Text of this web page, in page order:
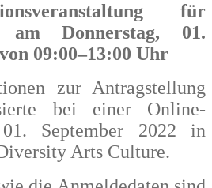
für
am Donnerstag, 01.
09:00–13:00 Uhr
zur Antragstellung
bei einer Online-
September 2022 in
Arts Culture.